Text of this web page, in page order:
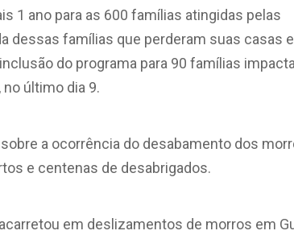
1 ano para as 600 famílias atingidas pelas
dessas famílias que perderam suas casas
do programa para 90 famílias
último dia 9.
a ocorrência do desabamento dos
e centenas de desabrigados.
em deslizamentos de morros em